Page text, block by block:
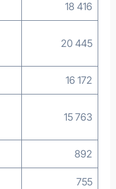
18 416
20 445
16 172
15 763
892
755